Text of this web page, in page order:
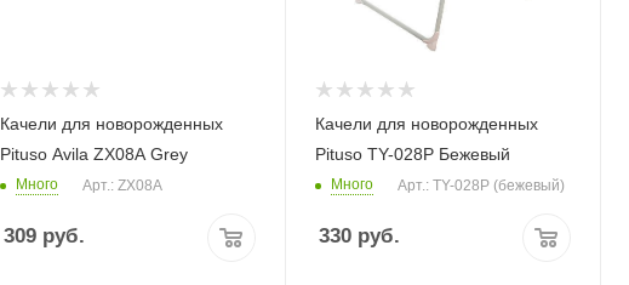
Качели для новорожденных
Pituso Avila ZX08A Grey
Много Арт.: ZX08A
309 руб.
Качели для новорожденных
Pituso TY-028P Бежевый
Много Арт.: TY-028P (бежевый)
330руб.